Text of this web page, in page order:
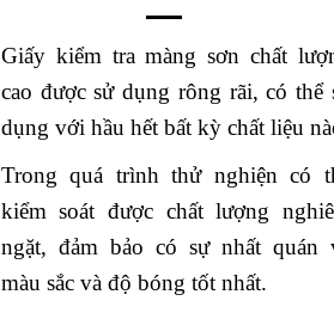
Giấy kiểm tra màng sơn chất
cao được sử dụng rông rãi, có thể
dụng với hầu hết bất kỳ chất liệu
Trong quá trình thử nghiện có
kiểm soát được chất lượng
ngặt, đảm bảo có sự nhất quán
màu sắc và độ bóng tốt nhất.